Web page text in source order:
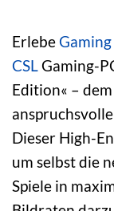
ErlebeGaming
CSL Gaming-
Edition« –
Dieser High-
um selbst die
Spiele in